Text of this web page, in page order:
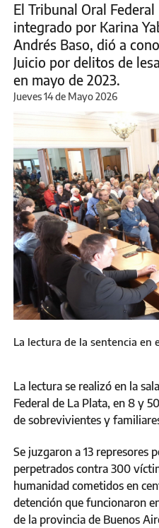
El Tribunal Oral Federal
integrado por Karina
Andrés Baso, dió a
Juicio por delitos de
en mayo de 2023.
Jueves 14 de Mayo 2026
La lectura de la sentencia en
La lectura se realizó en la
Federal de La Plata, en 8 y
de sobrevivientes y
Se juzgaron a 13 represores
perpetrados contra 300
humanidad cometidos en
detención que funcionaron
de la provincia de Buenos